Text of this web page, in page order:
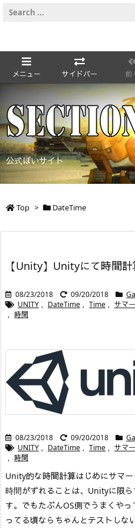
メニュー サイドバー 前
公式ぽいサイト
Top > DateTime
【Unity】Unityにて時間
08/23/2018 09/20/2018
UNITY , DateTime , Time , サマ
, 時間
08/23/2018 09/20/2018
UNITY , DateTime , Time , サマ
, 時間
Unity的な時間計算はじめにサマ
時間がずれることは、Unityに限
す。でもたぶんOS側でうまくや
ってる頃ならちゃんとテストしな